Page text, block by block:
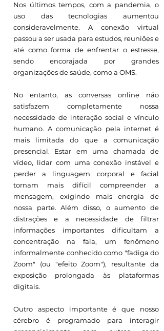
Nos últimos tempos, com a pandemia, o
uso das tecnologias aumentou
consideravelmente. A conexão virtual
passou a ser usada para estudos, reuniões e
até como forma de enfrentar o estresse,
sendo encorajada por grandes
organizações de saúde, como a OMS.
No entanto, as conversas online não
satisfazem completamente nossa
necessidade de interação social e vínculo
humano. A comunicação pela internet é
mais limitada do que a comunicação
presencial. Estar em uma chamada de
vídeo, lidar com uma conexão instável e
perder a linguagem corporal e facial
tornam mais difícil compreender a
mensagem, exigindo mais energia de
nossa parte. Além disso, o aumento de
distrações e a necessidade de filtrar
informações importantes dificultam a
concentração na fala, um fenômeno
informalmente conhecido como "fadiga do
Zoom" (ou "efeito Zoom"), resultante da
exposição prolongada às plataformas
digitais.
Outro aspecto importante é que nosso
cérebro é programado para interagir